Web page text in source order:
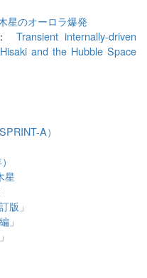
星のオーロラ爆発
Transient internally-driven
and the Hubble Space
A）
星
版」
」